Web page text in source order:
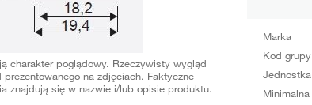
charakter poglądowy. Rzeczywisty wygląd
na zdjęciach. Faktyczne
znajdują się w nazwie i/lub opisie produktu.
Marka
Kod grupy